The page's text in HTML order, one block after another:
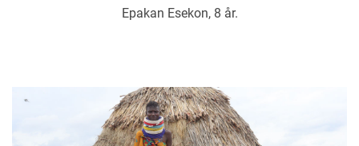
Epakan Esekon, 8 år.